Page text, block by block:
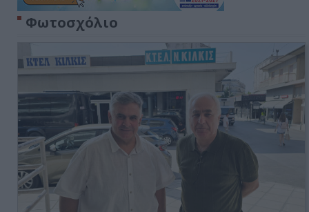
Φωτοσχόλιο